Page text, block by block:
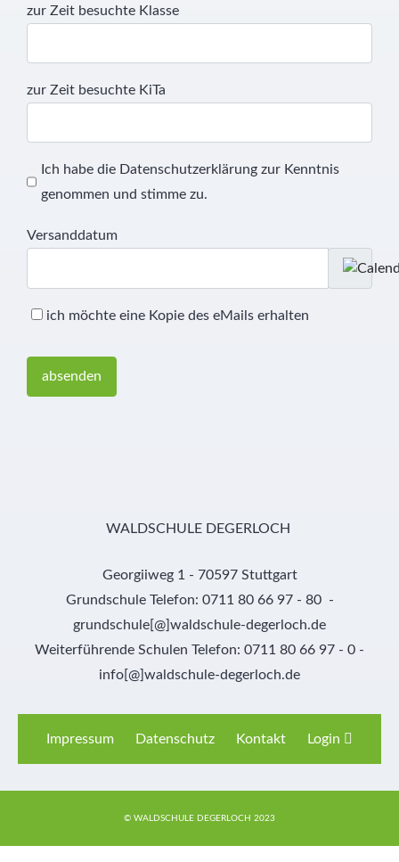
zur Zeit besuchte Klasse
zur Zeit besuchte KiTa
Ich habe die Datenschutzerklärung zur Kenntnis
genommen und stimme zu.
Versanddatum
ich möchte eine Kopie des eMails erhalten
absenden
WALDSCHULE DEGERLOCH
Georgiiweg 1 - 70597 Stuttgart
Grundschule Telefon: 0711 80 66 97 - 80 -
grundschule[@]waldschule-degerloch.de
Weiterführende Schulen Telefon: 0711 80 66 97 - 0 -
info[@]waldschule-degerloch.de
Impressum Datenschutz Kontakt Login
© WALDSCHULE DEGERLOCH 2023